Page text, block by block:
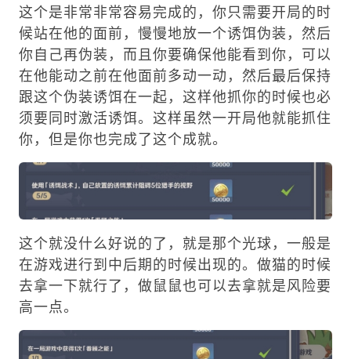
这个是非常非常容易完成的，你只需要开局的时
候站在他的面前，慢慢地放一个诱饵伪装，然后
你自己再伪装，而且你要确保他能看到你，可以
在他能动之前在他面前多动一动，然后最后保持
跟这个伪装诱饵在一起，这样他抓你的时候也必
须要同时激活诱饵。这样虽然一开局他就能抓住
你，但是你也完成了这个成就。
这个就没什么好说的了，就是那个光球，一般是
在游戏进行到中后期的时候出现的。做猫的时候
去拿一下就行了，做鼠鼠也可以去拿就是风险要
高一点。